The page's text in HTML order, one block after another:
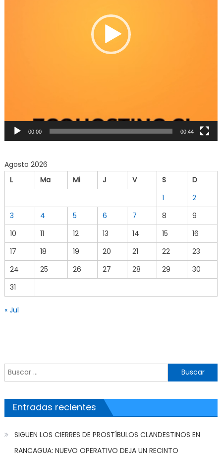
00:00 00:44
Agosto 2026
L
Ma Mi J V S
D
1
2
3
4 5 6 7 8
9
10
11 12 13 14 15
16
17
18 19 20 21 22
23
24
25 26 27 28 29
30
31
« Jul
Buscar por:
Entradas recientes
SIGUEN LOS CIERRES DE PROSTÍBULOS CLANDESTINOS EN
RANCAGUA: NUEVO OPERATIVO DEJA UN RECINTO